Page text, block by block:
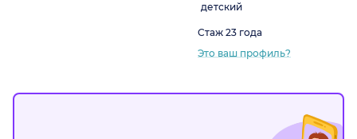
детский
Стаж 23 года
Это ваш профиль?